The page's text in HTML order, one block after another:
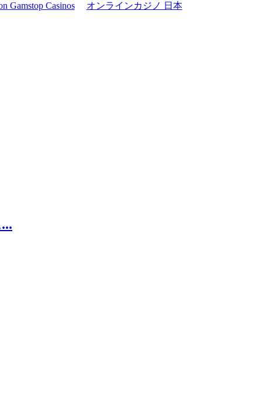
Gamstop Casinos オンラインカジノ 日本